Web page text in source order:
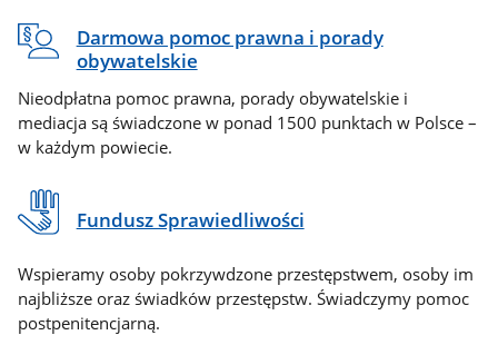
Darmowa pomoc prawna i porady
obywatelskie
Nieodpłatna pomoc prawna, porady obywatelskie i
mediacja są świadczone w ponad 1500 punktach w Polsce –
w każdym powiecie.
Fundusz Sprawiedliwości
Wspieramy osoby pokrzywdzone przestępstwem, osoby im
najbliższe oraz świadków przestępstw. Świadczymy pomoc
postpenitencjarną.